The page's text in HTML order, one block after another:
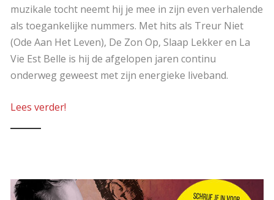
muzikale tocht neemt hij je mee in zijn even verhalende
als toegankelijke nummers. Met hits als Treur Niet
(Ode Aan Het Leven), De Zon Op, Slaap Lekker en La
Vie Est Belle is hij de afgelopen jaren continu
onderweg geweest met zijn energieke liveband.
Lees verder!